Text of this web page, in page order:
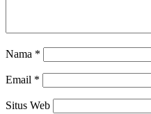
Nama *
Email *
Situs Web